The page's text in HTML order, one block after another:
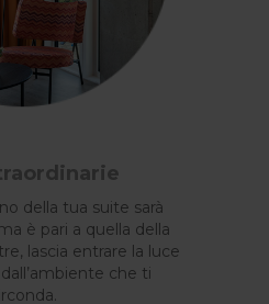
della tua suite sarà
è pari a quella della
lascia entrare la luce
che ti